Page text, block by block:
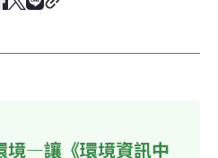
境—讓《環境資訊中